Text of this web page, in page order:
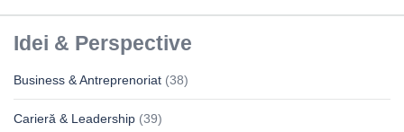
Idei & Perspective
Business & Antreprenoriat (38)
Carieră & Leadership (39)